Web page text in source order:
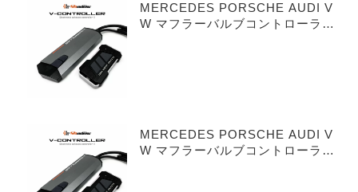
MERCEDES PORSCHE AUDI V
W マフラーバルブコントローラー
MERCEDES PORSCHE AUDI V
W マフラーバルブコントローラー